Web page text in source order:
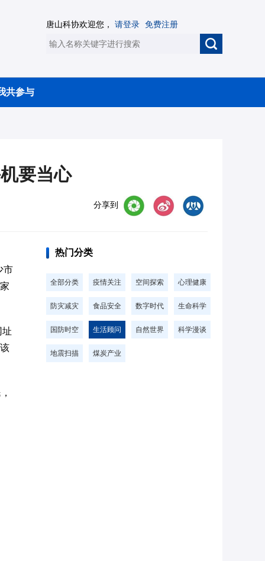
唐山科协欢迎您， 请登录 免费注册
共参与
要当心
分享到
市
址
热门分类
全部分类 疫情关注 空间探索 心理健康
防灾减灾 食品安全 数字时代 生命科学
国防时空 生活顾问 自然世界 科学漫谈
地震扫描 煤炭产业